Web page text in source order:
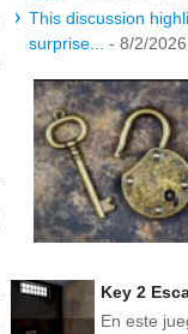
This discussion
surprise...
- 8/2/2026
Key 2
En este